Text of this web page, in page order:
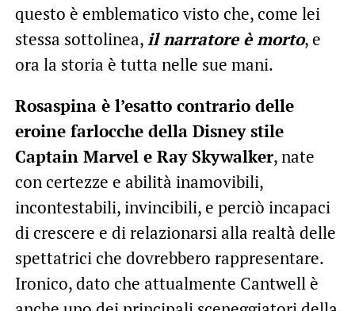
questo è emblematico visto che, come lei
stessa sottolinea, il narratore è morto, e
ora la storia è tutta nelle sue mani.
Rosaspina è l’esatto contrario delle
eroine farlocche della Disney stile
Captain Marvel e Ray Skywalker, nate
con certezze e abilità inamovibili,
incontestabili, invincibili, e perciò incapaci
di crescere e di relazionarsi alla realtà delle
spettatrici che dovrebbero rappresentare.
Ironico, dato che attualmente Cantwell è